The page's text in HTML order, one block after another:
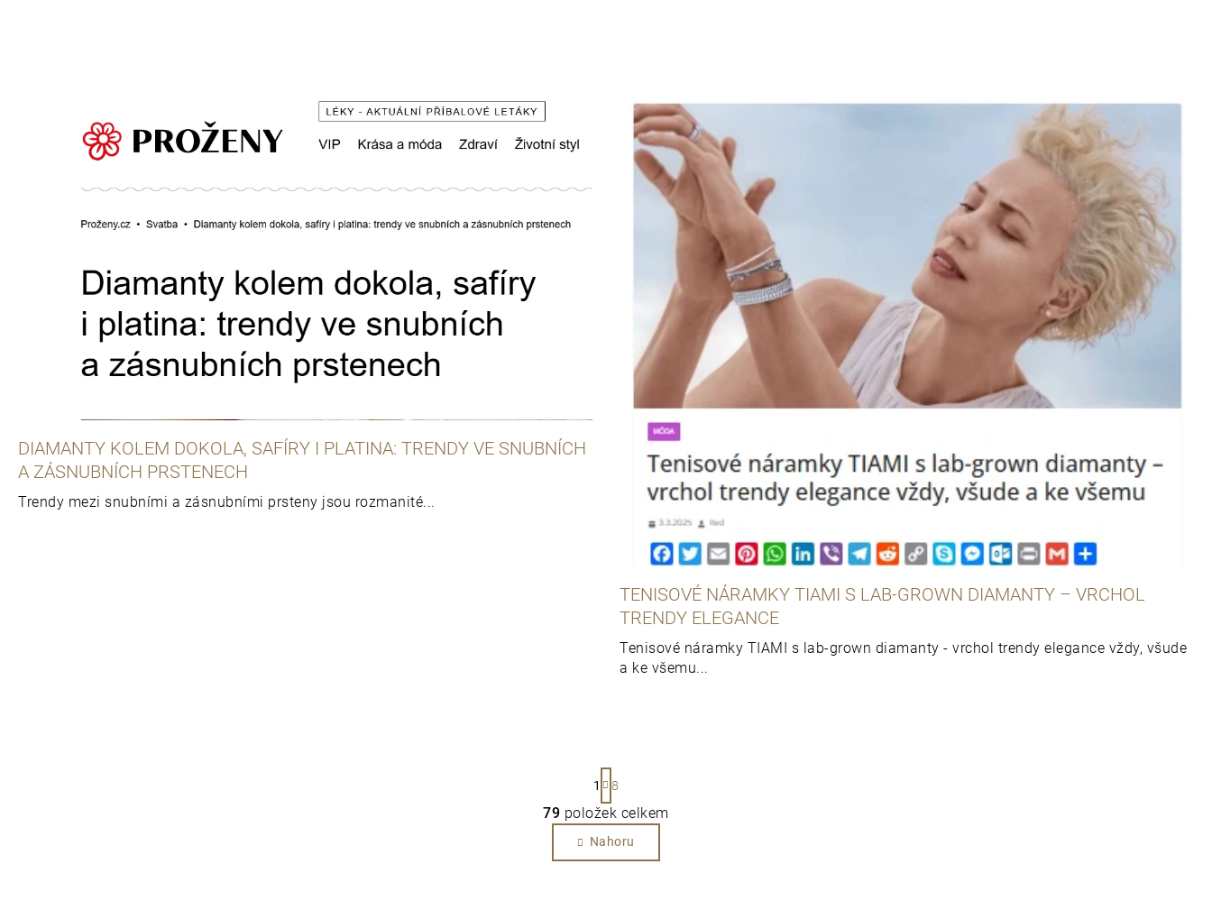
DIAMANTY KOLEM DOKOLA, SAFÍRY I PLATINA: TRENDY VE SNUBNÍCH
A ZÁSNUBNÍCH PRSTENECH
Trendy mezi snubními a zásnubními prsteny jsou rozmanité...
TENISOVÉ NÁRAMKY TIAMI S LAB-GROWN DIAMANTY – VRCHOL
TRENDY ELEGANCE
Tenisové náramky TIAMI s lab-grown diamanty - vrchol trendy elegance vždy, všude
a ke všemu...
O
v
l
S
t
r
á
n
1 8
79 položek celkem
Nahoru